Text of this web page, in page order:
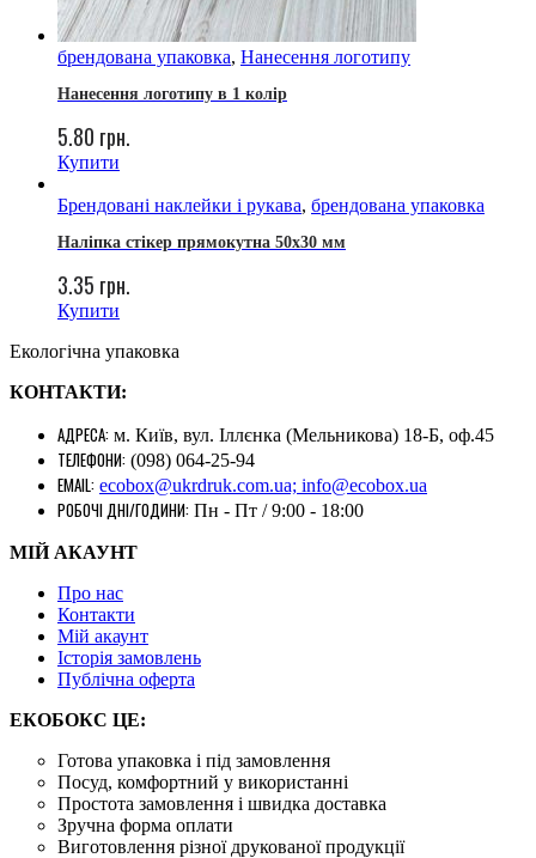
брендована упаковка, Нанесення логотипу
Нанесення логотипу в 1 колір
5.80 грн.
Купити
Брендовані наклейки і рукава, брендована упаковка
Наліпка стікер прямокутна 50х30 мм
3.35 грн.
Купити
Екологічна упаковка
КОНТАКТИ:
АДРЕСА: м. Київ, вул. Іллєнка (Мельникова) 18-Б, оф.45
ТЕЛЕФОНИ: (098) 064-25-94
EMAIL: ecobox@ukrdruk.com.ua; info@ecobox.ua
РОБОЧІ ДНІ/ГОДИНИ: Пн - Пт / 9:00 - 18:00
МІЙ АКАУНТ
Про нас
Контакти
Mій акаунт
Історія замовлень
Публічна оферта
ЕКОБОКС ЦЕ:
Готова упаковка і під замовлення
Посуд, комфортний у використанні
Простота замовлення і швидка доставка
Зручна форма оплати
Виготовлення різної друкованої продукції